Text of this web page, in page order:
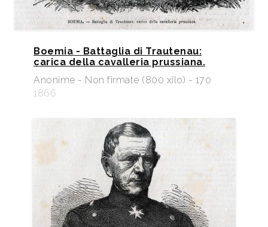
Boemia - Battaglia di Trautenau:
carica della cavalleria prussiana.
Anonime - Non firmate (800 xilo) - 170
1866